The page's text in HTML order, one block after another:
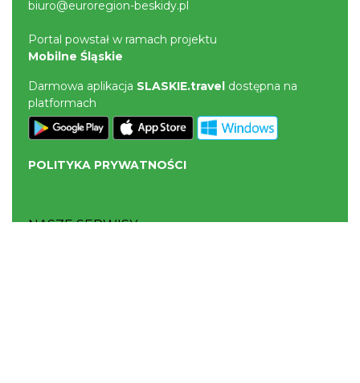
biuro@euroregion-beskidy.pl
Portal powstał w ramach projektu
Mobilne Śląskie
Darmowa aplikacja SLASKIE.travel dostępna na
platformach
POLITYKA PRYWATNOŚCI
NASZE SERWISY